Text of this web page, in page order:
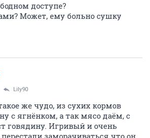
доступе?
Может, ему больно сушку
Lily90
же чудо, из сухих кормов
с ягнёнком, а так мясо даём, с
говядину. Игривый и очень
заморачиваться что он